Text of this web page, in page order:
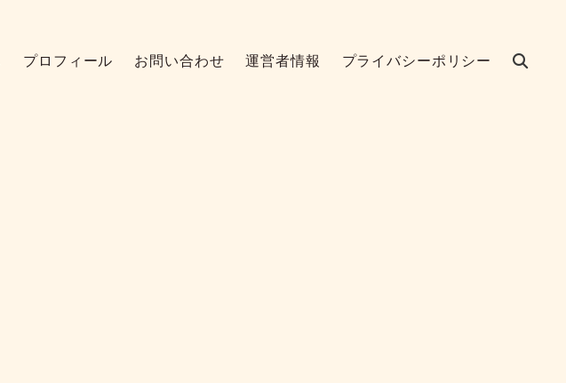
プロフィール お問い合わせ 運営者情報 プライバシーポリシー